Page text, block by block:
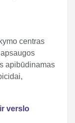
centras
apibūdinamas
verslo